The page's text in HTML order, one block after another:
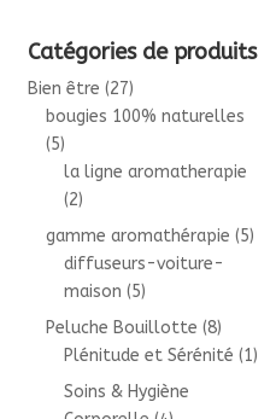
Catégories de produits
Bien être (27)
bougies 100% naturelles
(5)
la ligne aromatherapie
(2)
gamme aromathérapie (5)
diffuseurs-voiture-
maison (5)
Peluche Bouillotte (8)
Plénitude et Sérénité (1)
Soins & Hygiène